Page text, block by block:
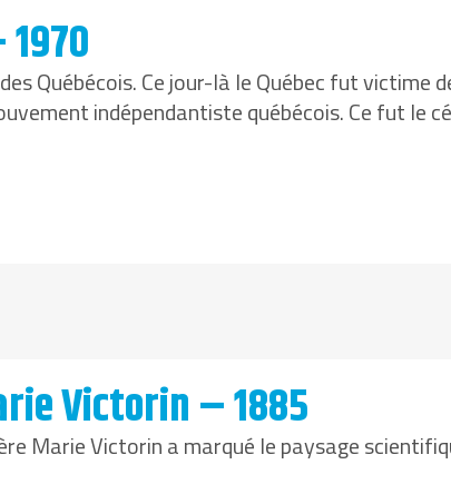
Québécois. Ce jour-là le Québec fut victime
indépendantiste québécois. Ce fut le
Victorin – 1885
Marie Victorin a marqué le paysage